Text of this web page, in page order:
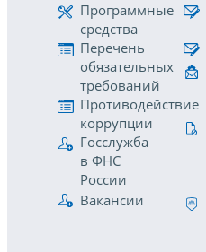
Программные
средства
Перечень
обязательных
требований
Противодействие
коррупции
Госслужба
в ФНС
России
Вакансии